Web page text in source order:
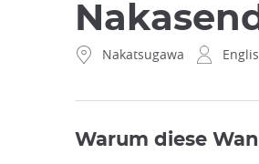
Nakatsugawa
Warum diese